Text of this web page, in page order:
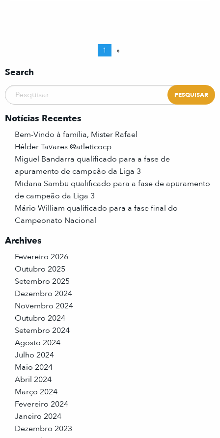
1 »
Search
Notícias Recentes
Bem-Vindo à família, Mister Rafael
Hélder Tavares @atleticocp
Miguel Bandarra qualificado para a fase de
apuramento de campeão da Liga 3
Midana Sambu qualificado para a fase de apuramento
de campeão da Liga 3
Mário William qualificado para a fase final do
Campeonato Nacional
Archives
Fevereiro 2026
Outubro 2025
Setembro 2025
Dezembro 2024
Novembro 2024
Outubro 2024
Setembro 2024
Agosto 2024
Julho 2024
Maio 2024
Abril 2024
Março 2024
Fevereiro 2024
Janeiro 2024
Dezembro 2023